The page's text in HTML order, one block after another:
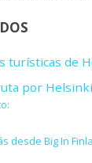
turísticas de
por
desde Big In